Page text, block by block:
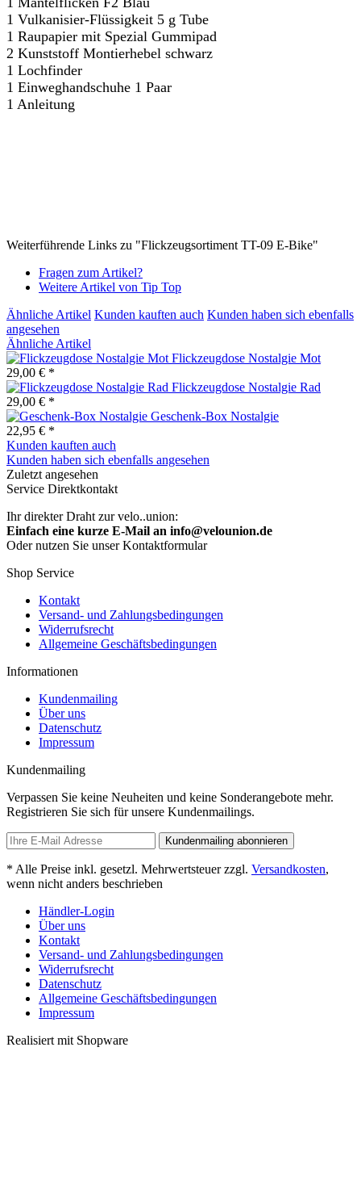
1 Vulkanisier-Flüssigkeit 5 g Tube
1 Raupapier mit Spezial Gummipad
2 Kunststoff Montierhebel schwarz
1 Lochfinder
1 Einweghandschuhe 1 Paar
1 Anleitung
Weiterführende Links zu "Flickzeugsortiment TT-09 E-Bike"
Fragen zum Artikel?
Weitere Artikel von Tip Top
Ähnliche Artikel Kunden kauften auch Kunden haben sich ebenfalls
angesehen
Ähnliche Artikel
Flickzeugdose Nostalgie Mot
29,00 € *
Flickzeugdose Nostalgie Rad
29,00 € *
Geschenk-Box Nostalgie
22,95 € *
Kunden kauften auch
Kunden haben sich ebenfalls angesehen
Zuletzt angesehen
Service Direktkontakt
Ihr direkter Draht zur velo..union:
Einfach eine kurze E-Mail an info@velounion.de
Oder nutzen Sie unser Kontaktformular
Shop Service
Kontakt
Versand- und Zahlungsbedingungen
Widerrufsrecht
Allgemeine Geschäftsbedingungen
Informationen
Kundenmailing
Über uns
Datenschutz
Impressum
Kundenmailing
Verpassen Sie keine Neuheiten und keine Sonderangebote mehr.
Registrieren Sie sich für unsere Kundenmailings.
Kundenmailing abonnieren
* Alle Preise inkl. gesetzl. Mehrwertsteuer zzgl. Versandkosten,
wenn nicht anders beschrieben
Händler-Login
Über uns
Kontakt
Versand- und Zahlungsbedingungen
Widerrufsrecht
Datenschutz
Allgemeine Geschäftsbedingungen
Impressum
Realisiert mit Shopware